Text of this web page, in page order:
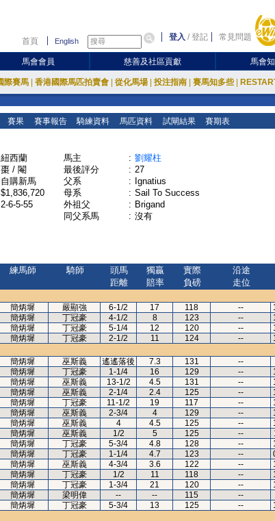
首頁 English 登入 /登記 常見問題
馬會會員 慈善及社區貢獻 馬會
際賽馬 香港國際馬匹拍賣會 從化馬場 投注指南 賽馬知多些
賽果 賽事報告 騎練資料 馬匹資料 試閘結果 賽期表
紐西蘭
棗 / 閹
自購新馬
$1,836,720
2-6-5-55
馬主 : 劉耀柱
最後評分
: 27
父系
:
Ignatius
母系
: Sail To Success
外祖父
: Brigand
同父系馬
: 沒有
練馬師 騎師
頭馬
距離
獨贏
賠率
實際
負磅
沿途
走位
簡炳墀 嚴顯強 6-1/2 17 118 --
簡炳墀 丁冠豪 4-1/2 8 123 --
簡炳墀 丁冠豪 5-1/4 12 120 --
簡炳墀 丁冠豪 2-1/2 11 124 --
簡炳墀 巫斯義 遙遙落後 7.3 131 --
簡炳墀 丁冠豪 1-1/4 16 129 --
簡炳墀 巫斯義 13-1/2 4.5 131 --
簡炳墀 巫斯義 2-1/4 2.4 125 --
簡炳墀 丁冠豪 11-1/2 19 117 --
簡炳墀 巫斯義 2-3/4 4 129 --
簡炳墀 巫斯義 4 4.5 125 --
簡炳墀 巫斯義 1/2 5 125 --
簡炳墀 丁冠豪 5-3/4 4.8 128 --
簡炳墀 丁冠豪 1-1/4 4.7 123 --
簡炳墀 巫斯義 4-3/4 3.6 122 --
簡炳墀 丁冠豪 1/2 11 118 --
簡炳墀 丁冠豪 1-3/4 21 120 --
簡炳墀 梁明偉 -- -- 115 --
簡炳墀 丁冠豪 5-3/4 13 125 --